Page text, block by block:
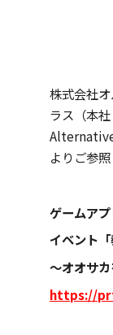
株式会社
ラス（本
Alternative
よりご参照
ゲームア
イベント
～オオサ
https://